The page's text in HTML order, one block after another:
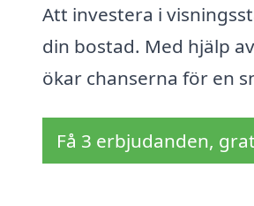
Att investera i
din bostad. Med hjälp
ökar chanserna för en
Få 3 erbjudanden,